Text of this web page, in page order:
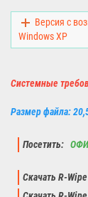
Версия с
Windows XP
Системные
Размер файла:
Посетить:
Скачать R-